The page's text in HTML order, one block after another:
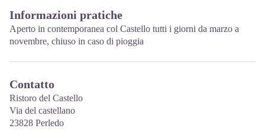
Informazioni pratiche
Aperto in contemporanea col Castello tutti i giorni da marzo a
novembre, chiuso in caso di pioggia
Contatto
Ristoro del Castello
Via del castellano
23828 Perledo